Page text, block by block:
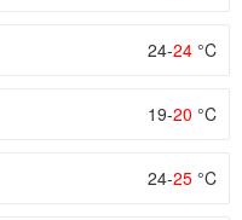
24-24 °C
19-20 °C
24-25 °C